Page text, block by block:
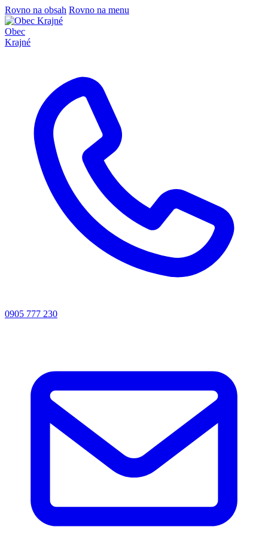
Rovno na obsah Rovno na menu
Obec
Krajné
0905 777 230